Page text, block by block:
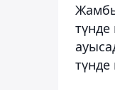
түнде
түнде